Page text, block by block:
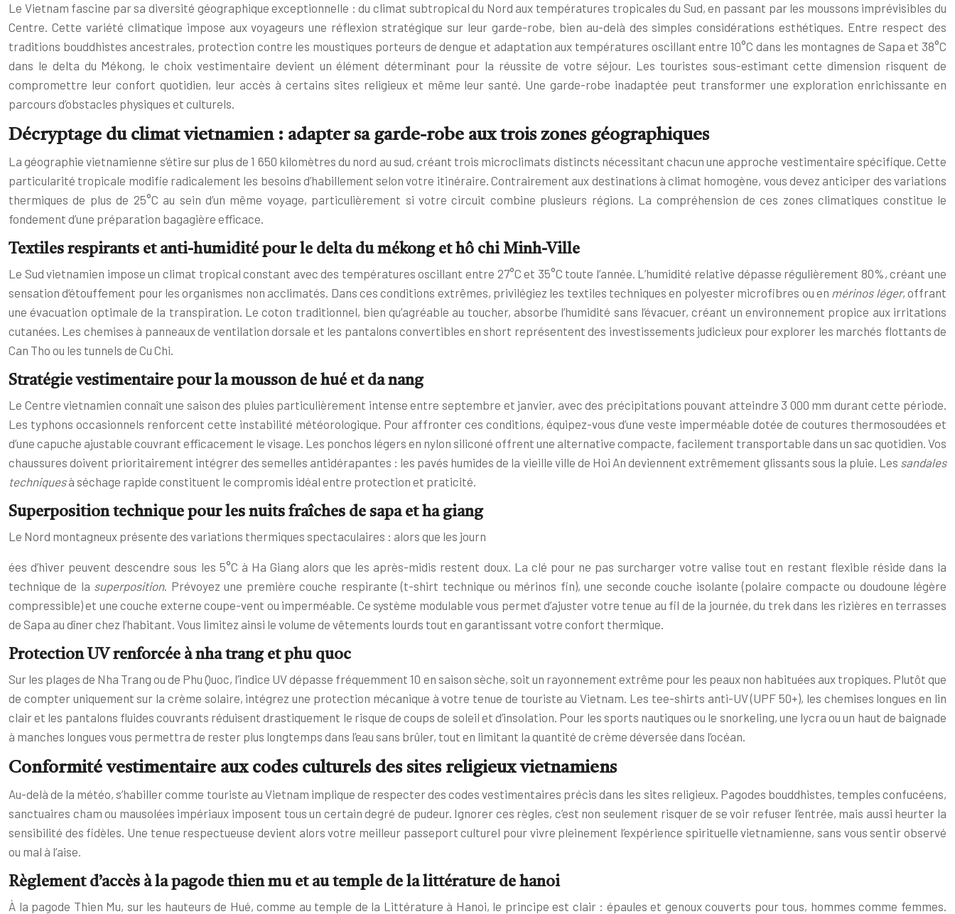
Le Vietnam fascine par sa diversité géographique exceptionnelle : du climat subtropical du Nord aux températures tropicales du Sud, en passant par les moussons imprévisibles du
Centre. Cette variété climatique impose aux voyageurs une réflexion stratégique sur leur garde-robe, bien au-delà des simples considérations esthétiques. Entre respect des
traditions bouddhistes ancestrales, protection contre les moustiques porteurs de dengue et adaptation aux températures oscillant entre 10°C dans les montagnes de Sapa et 38°C
dans le delta du Mékong, le choix vestimentaire devient un élément déterminant pour la réussite de votre séjour. Les touristes sous-estimant cette dimension risquent de
compromettre leur confort quotidien, leur accès à certains sites religieux et même leur santé. Une garde-robe inadaptée peut transformer une exploration enrichissante en
parcours d’obstacles physiques et culturels.
Décryptage du climat vietnamien : adapter sa garde-robe aux trois zones géographiques
La géographie vietnamienne s’étire sur plus de 1 650 kilomètres du nord au sud, créant trois microclimats distincts nécessitant chacun une approche vestimentaire spécifique. Cette
particularité tropicale modifie radicalement les besoins d’habillement selon votre itinéraire. Contrairement aux destinations à climat homogène, vous devez anticiper des variations
thermiques de plus de 25°C au sein d’un même voyage, particulièrement si votre circuit combine plusieurs régions. La compréhension de ces zones climatiques constitue le
fondement d’une préparation bagagière efficace.
Textiles respirants et anti-humidité pour le delta du mékong et hô chi Minh-Ville
Le Sud vietnamien impose un climat tropical constant avec des températures oscillant entre 27°C et 35°C toute l’année. L’humidité relative dépasse régulièrement 80%, créant une
sensation d’étouffement pour les organismes non acclimatés. Dans ces conditions extrêmes, privilégiez les textiles techniques en polyester microfibres ou en mérinos léger, offrant
une évacuation optimale de la transpiration. Le coton traditionnel, bien qu’agréable au toucher, absorbe l’humidité sans l’évacuer, créant un environnement propice aux irritations
cutanées. Les chemises à panneaux de ventilation dorsale et les pantalons convertibles en short représentent des investissements judicieux pour explorer les marchés flottants de
Can Tho ou les tunnels de Cu Chi.
Stratégie vestimentaire pour la mousson de hué et da nang
Le Centre vietnamien connaît une saison des pluies particulièrement intense entre septembre et janvier, avec des précipitations pouvant atteindre 3 000 mm durant cette période.
Les typhons occasionnels renforcent cette instabilité météorologique. Pour affronter ces conditions, équipez-vous d’une veste imperméable dotée de coutures thermosoudées et
d’une capuche ajustable couvrant efficacement le visage. Les ponchos légers en nylon siliconé offrent une alternative compacte, facilement transportable dans un sac quotidien. Vos
chaussures doivent prioritairement intégrer des semelles antidérapantes : les pavés humides de la vieille ville de Hoi An deviennent extrêmement glissants sous la pluie. Les sandales
techniquesà séchage rapide constituent le compromis idéal entre protection et praticité.
Superposition technique pour les nuits fraîches de sapa et ha giang
Le Nord montagneux présente des variations thermiques spectaculaires : alors que les journ
ées d’hiver peuvent descendre sous les 5°C à Ha Giang alors que les après-midis restent doux. La clé pour ne pas surcharger votre valise tout en restant flexible réside dans la
technique de la superposition. Prévoyez une première couche respirante (t-shirt technique ou mérinos fin), une seconde couche isolante (polaire compacte ou doudoune légère
compressible) et une couche externe coupe-vent ou imperméable. Ce système modulable vous permet d’ajuster votre tenue au fil de la journée, du trek dans les rizières en terrasses
de Sapa au dîner chez l’habitant. Vous limitez ainsi le volume de vêtements lourds tout en garantissant votre confort thermique.
Protection UV renforcée à nha trang et phu quoc
Sur les plages de Nha Trang ou de Phu Quoc, l’indice UV dépasse fréquemment 10 en saison sèche, soit un rayonnement extrême pour les peaux non habituées aux tropiques. Plutôt que
de compter uniquement sur la crème solaire, intégrez une protection mécanique à votre tenue de touriste au Vietnam. Les tee-shirts anti-UV (UPF 50+), les chemises longues en lin
clair et les pantalons fluides couvrants réduisent drastiquement le risque de coups de soleil et d’insolation. Pour les sports nautiques ou le snorkeling, une lycra ou un haut de baignade
à manches longues vous permettra de rester plus longtemps dans l’eau sans brûler, tout en limitant la quantité de crème déversée dans l’océan.
Conformité vestimentaire aux codes culturels des sites religieux vietnamiens
Au-delà de la météo, s’habiller comme touriste au Vietnam implique de respecter des codes vestimentaires précis dans les sites religieux. Pagodes bouddhistes, temples confucéens,
sanctuaires cham ou mausolées impériaux imposent tous un certain degré de pudeur. Ignorer ces règles, c’est non seulement risquer de se voir refuser l’entrée, mais aussi heurter la
sensibilité des fidèles. Une tenue respectueuse devient alors votre meilleur passeport culturel pour vivre pleinement l’expérience spirituelle vietnamienne, sans vous sentir observé
ou mal à l’aise.
Règlement d’accès à la pagode thien mu et au temple de la littérature de hanoi
À la pagode Thien Mu, sur les hauteurs de Hué, comme au temple de la Littérature à Hanoi, le principe est clair : épaules et genoux couverts pour tous, hommes comme femmes.